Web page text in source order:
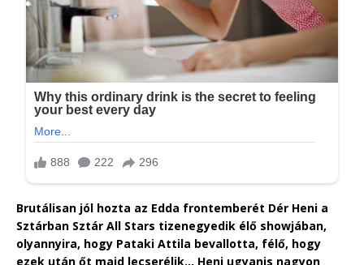
Brutálisan jól hozta az Edda frontemberét Dér Heni a
Sztárban Sztár All Stars tizenegyedik élő showjában,
olyannyira, hogy Pataki Attila bevallotta, félő, hogy
ezek után őt majd lecserélik… Heni ugyanis nagyon